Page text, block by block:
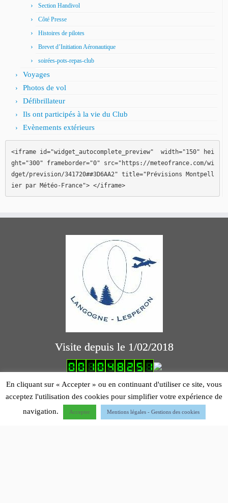
Section Handivol
Côté Presse
Histoires de pilotes
Brevet d’Initiation Aéronautique
soirées-pots-repas-club
Voyages
Photos de vol
Défibrillateur
Ils ont participés à la vie du Club
Evènements extérieurs
<iframe id="widget_autocomplete_preview"  width="150" hei
ght="300" frameborder="0" src="https://meteofrance.com/wi
dget/prevision/341720##3D6AA2" title="Prévisions Montpell
ier par Météo-France"> </iframe>
Visite depuis le 1/02/2018
Mentions légales
En cliquant sur « Accepter » ou en continuant d'utiliser ce site, vous
acceptez l'utilisation des cookies pour simplifier votre expérience de
navigation.
Accepter Mentions légales - Gestions des cookies